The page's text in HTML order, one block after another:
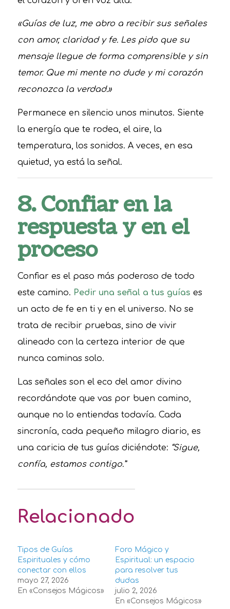
«Guías de luz, me abro a recibir sus señales
con amor, claridad y fe. Les pido que su
mensaje llegue de forma comprensible y sin
temor. Que mi mente no dude y mi corazón
reconozca la verdad.»
Permanece en silencio unos minutos. Siente
la energía que te rodea, el aire, la
temperatura, los sonidos. A veces, en esa
quietud, ya está la señal.
8. Confiar en la
respuesta y en el
proceso
Confiar es el paso más poderoso de todo
este camino. Pedir una señal a tus guías es
un acto de fe en ti y en el universo. No se
trata de recibir pruebas, sino de vivir
alineado con la certeza interior de que
nunca caminas solo.
Las señales son el eco del amor divino
recordándote que vas por buen camino,
aunque no lo entiendas todavía. Cada
sincronía, cada pequeño milagro diario, es
una caricia de tus guías diciéndote: “Sigue,
confía, estamos contigo.”
Relacionado
Tipos de Guías
Espirituales y cómo
conectar con ellos
mayo 27, 2026
En «Consejos Mágicos»
Foro Mágico y
Espiritual: un espacio
para resolver tus
dudas
julio 2, 2026
En «Consejos Mágicos»